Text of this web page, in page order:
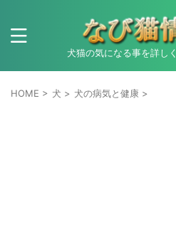
犬猫の気になる事を詳し
HOME > 犬 > 犬の病気と健康 >